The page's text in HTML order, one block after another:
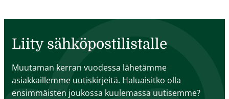
Liity sähköpostilistalle
Muutaman kerran vuodessa lähetämme
asiakkaillemme uutiskirjeitä. Haluaisitko olla
ensimmäisten joukossa kuulemassa uutisemme?